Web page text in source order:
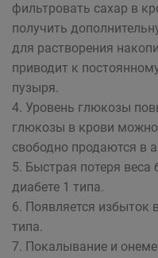
фильтровать сахар в
получить
для растворения
приводит к
пузыря.
4. Уровень глюкозы
глюкозы в крови
свободно продаются в
5. Быстрая потеря веса
диабете 1 типа.
6. Появляется избыток
типа.
7. Покалывание и